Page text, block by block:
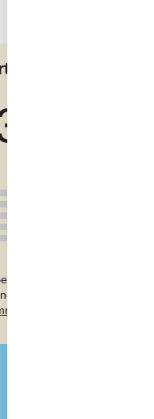
haben
haben Kommentare in